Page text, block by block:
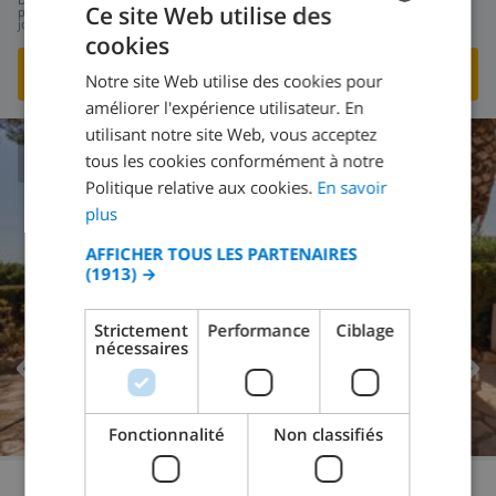
par
jour 190,91 $US
VOIR CETTE VILLA›
/ 10 |8 AVIS
DUTCH
SPANISH
GERMAN
DANISH
Ce site Web utilise des
cookies
Notre site Web utilise des cookies pour
améliorer l'expérience utilisateur. En
utilisant notre site Web, vous acceptez
tous les cookies conformément à notre
Politique relative aux cookies. En savoir
plus
AFFICHER TOUS LES PARTENAIRES
(1913) →
Strictement
nécessaires
Performance Ciblage
Fonctionnalité Non classifiés